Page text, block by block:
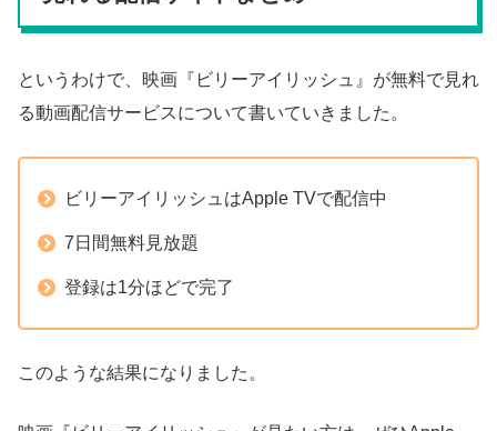
というわけで、映画『ビリーアイリッシュ』が無料で見れ
る動画配信サービスについて書いていきました。
ビリーアイリッシュはApple TVで配信中
7日間無料見放題
登録は1分ほどで完了
このような結果になりました。